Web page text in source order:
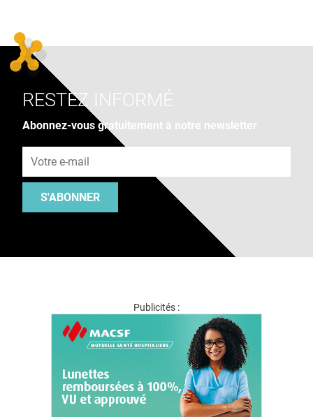
RESTEZ INFORMÉ
Abonnez-vous gratuitement à notre newsletter
S'ABONNER
Publicités :